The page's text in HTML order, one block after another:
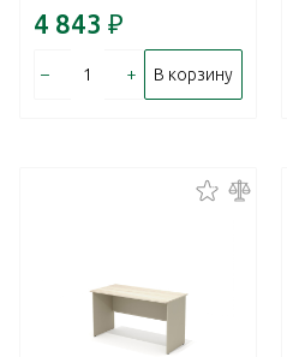
4 843 ₽
– + В корзину